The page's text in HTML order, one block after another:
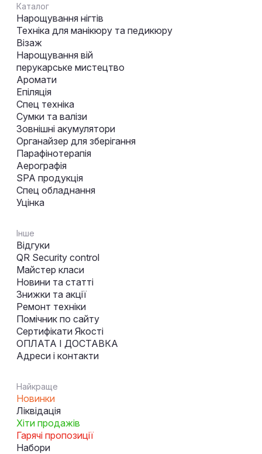
Каталог
Нарощування нігтів
Техніка для манікюру та педикюру
Візаж
Нарощування вій
перукарське мистецтво
Аромати
Епіляція
Спец техніка
Сумки та валізи
Зовнішні акумулятори
Органайзер для зберігання
Парафінотерапія
Аерографія
SPA продукція
Спец обладнання
Уцінка
Інше
Відгуки
QR Security control
Майстер класи
Новини та статті
Знижки та акції
Ремонт техніки
Помічник по сайту
Сертифікати Якості
ОПЛАТА І ДОСТАВКА
Адреси і контакти
Найкраще
Новинки
Ліквідація
Хіти продажів
Гарячі пропозиції
Набори